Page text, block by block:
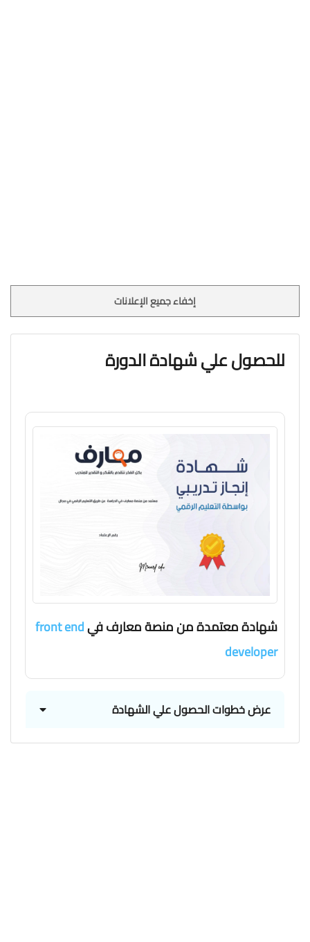
إخفاء جميع الإعلانات
للحصول علي شهادة الدورة
شهادة معتمدة من منصة معارف فيfront end
developer
عرض خطوات الحصول علي الشهادة